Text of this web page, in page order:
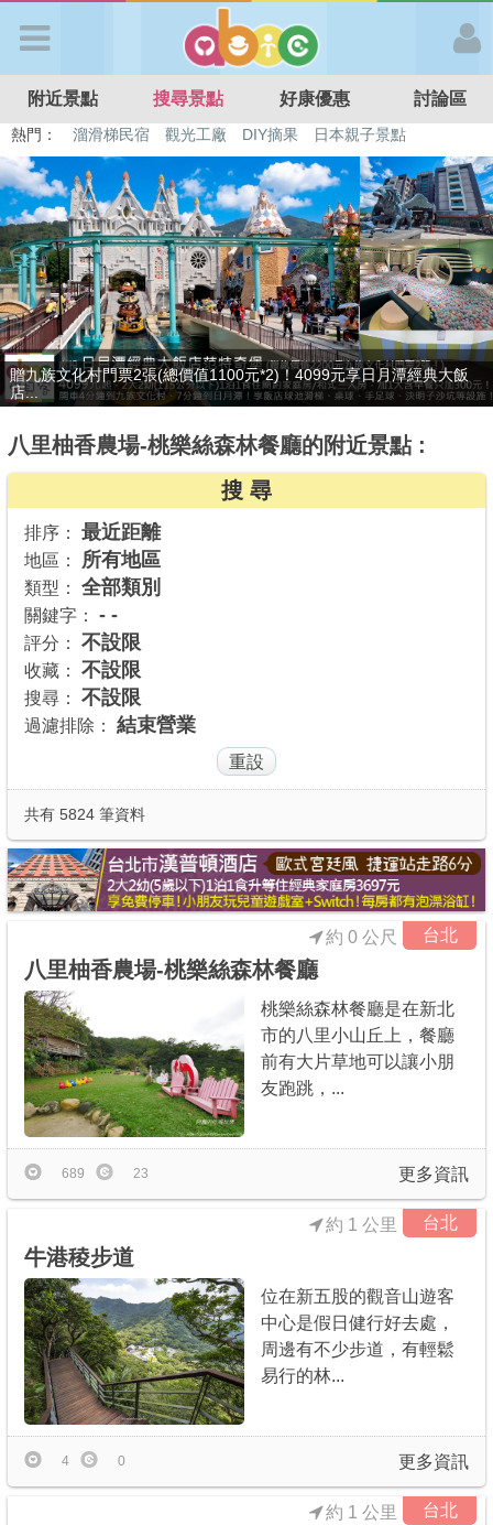
APP登入
首 頁
搜尋景點
好康優惠
最新消息
最新留言
商家合作
推薦景點
討論區
APP下載
附近景點 搜尋景點 好康優惠 討論區
熱門： 特色遊戲場 親子住房優惠 台北親子餐廳
溫泉泡湯SPA
溜滑梯民宿
觀光工廠 DIY摘果 日本親子景點
贈九族文化村門票2張(總價值1100元*2)！4099元享日月潭經典大飯
店...
八里柚香農場-桃樂絲森林餐廳的附近景點 :
搜 尋
排序： 最近距離
地區： 所有地區
類型： 全部類別
關鍵字： - -
評分： 不設限
收藏： 不設限
搜尋： 不設限
過濾排除： 結束營業
共有 5824 筆資料
台北
八里柚香農場-桃樂絲森林餐廳
約 0 公尺
桃樂絲森林餐廳是在新北
市的八里小山丘上，餐廳
前有大片草地可以讓小朋
友跑跳，...
更多資訊
689 23
台北
牛港稜步道
約 1 公里
位在新五股的觀音山遊客
中心是假日健行好去處，
周邊有不少步道，有輕鬆
易行的林...
更多資訊
4 0
台北
約 1 公里